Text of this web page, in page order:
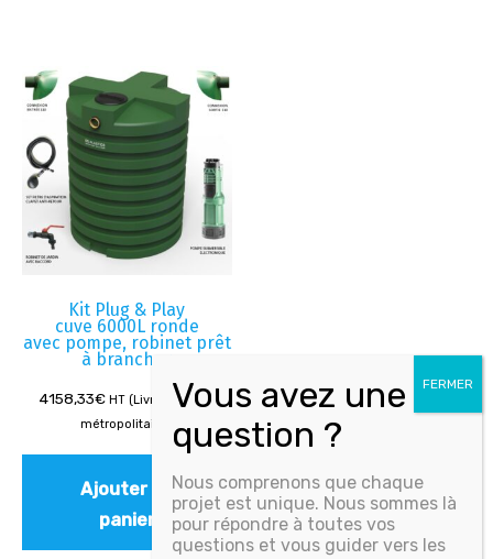
Kit Plug & Play
cuve 6000L ronde
avec pompe, robinet prêt
à brancher
4158,33€ HT (Livré - France
métropolitaine)
Ajouter au
panier
Nous comprenons que chaque
projet est unique. Nous sommes là
pour répondre à toutes vos
questions et vous guider vers les